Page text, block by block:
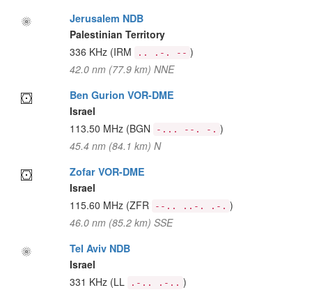
Jerusalem NDB
Palestinian Territory
336 KHz (IRM .. .-. -- )
42.0 nm (77.9 km) NNE
Ben Gurion VOR-DME
Israel
113.50 MHz (BGN -... --. -. )
45.4 nm (84.1 km) N
Zofar VOR-DME
Israel
115.60 MHz (ZFR --.. ..-. .-. )
46.0 nm (85.2 km) SSE
Tel Aviv NDB
Israel
331 KHz (LL .-.. .-.. )